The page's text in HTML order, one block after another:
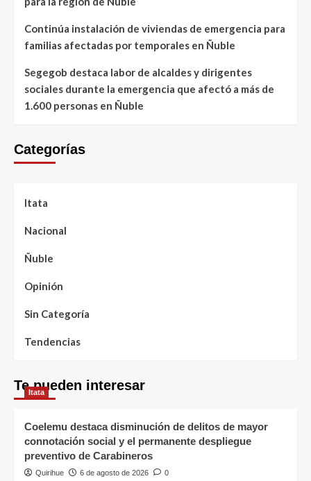
Continúa instalación de viviendas de emergencia para
familias afectadas por temporales en Ñuble
Segegob destaca labor de alcaldes y dirigentes
sociales durante la emergencia que afectó a más de
1.600 personas en Ñuble
Categorías
Itata
Nacional
Ñuble
Opinión
Sin Categoría
Tendencias
Te pueden interesar
Itata
Coelemu destaca disminución de delitos de mayor
connotación social y el permanente despliegue
preventivo de Carabineros
Quirihue 6 de agosto de 2026 0